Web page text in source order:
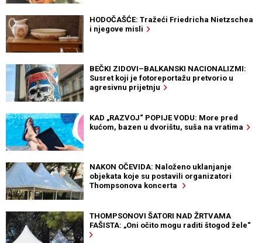
HODOČAŠĆE: Tražeći Friedricha Nietzschea
i njegove misli
BEČKI ZIDOVI–BALKANSKI NACIONALIZMI:
Susret koji je fotoreportažu pretvorio u
agresivnu prijetnju
KAD „RAZVOJ“ POPIJE VODU: More pred
kućom, bazen u dvorištu, suša na vratima
NAKON OČEVIDA: Naloženo uklanjanje
objekata koje su postavili organizatori
Thompsonova koncerta
THOMPSONOVI ŠATORI NAD ŽRTVAMA
FAŠISTA: „Oni očito mogu raditi štogod žele“